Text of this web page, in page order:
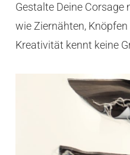
Gestalte Deine Corsage
wie Ziernähten,
Kreativität kennt keine